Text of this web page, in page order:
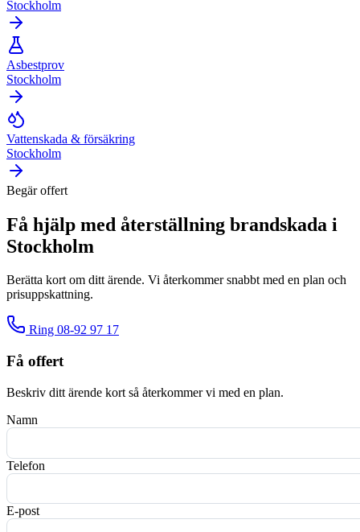
Stockholm
Asbestprov
Stockholm
Vattenskada & försäkring
Stockholm
Begär offert
Få hjälp med återställning brandskada i
Stockholm
Berätta kort om ditt ärende. Vi återkommer snabbt med en plan och
prisuppskattning.
Ring 08-92 97 17
Få offert
Beskriv ditt ärende kort så återkommer vi med en plan.
Namn
Telefon
E-post